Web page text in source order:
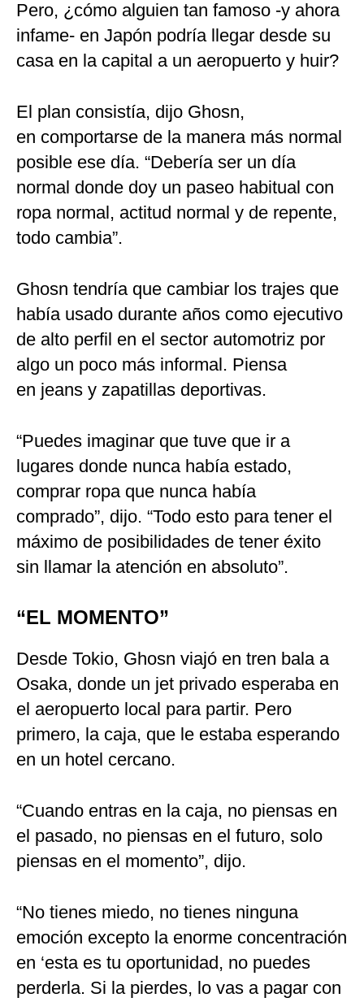
Pero, ¿cómo alguien tan famoso -y ahora
infame- en Japón podría llegar desde su
casa en la capital a un aeropuerto y huir?
El plan consistía, dijo Ghosn,
en comportarse de la manera más normal
posible ese día. “Debería ser un día
normal donde doy un paseo habitual con
ropa normal, actitud normal y de repente,
todo cambia”.
Ghosn tendría que cambiar los trajes que
había usado durante años como ejecutivo
de alto perfil en el sector automotriz por
algo un poco más informal. Piensa
en jeans y zapatillas deportivas.
“Puedes imaginar que tuve que ir a
lugares donde nunca había estado,
comprar ropa que nunca había
comprado”, dijo. “Todo esto para tener el
máximo de posibilidades de tener éxito
sin llamar la atención en absoluto”.
“EL MOMENTO”
Desde Tokio, Ghosn viajó en tren bala a
Osaka, donde un jet privado esperaba en
el aeropuerto local para partir. Pero
primero, la caja, que le estaba esperando
en un hotel cercano.
“Cuando entras en la caja, no piensas en
el pasado, no piensas en el futuro, solo
piensas en el momento”, dijo.
“No tienes miedo, no tienes ninguna
emoción excepto la enorme concentración
en ‘esta es tu oportunidad, no puedes
perderla. Si la pierdes, lo vas a pagar con